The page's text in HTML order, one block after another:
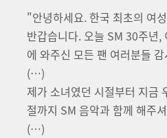
"안녕하세요. 한국 최초의 여
반갑습니다. 오늘 SM 30주년,
에 와주신 모든 팬 여러분들
(…)
제가 소녀였던 시절부터 지금
절까지 SM 음악과 함께 해주
(…)